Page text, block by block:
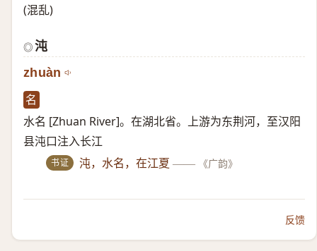
(混乱)
◎ 沌
zhuàn
名
水名 [Zhuan River]。在湖北省。上游为东荆河，至汉阳
县沌口注入长江
书证 沌，水名，在江夏 —— 《广韵》
反馈